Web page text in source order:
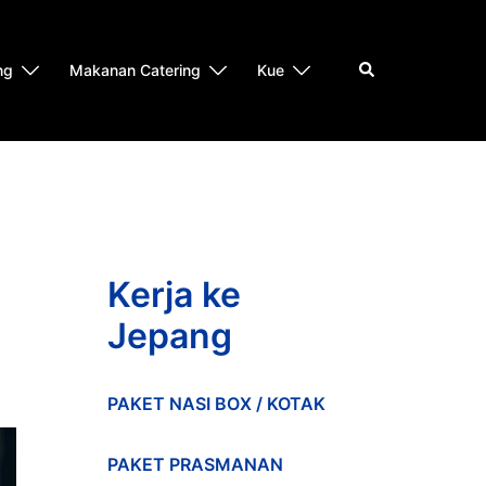
Makanan Catering Kue Search
Kerja ke
Jepang
PAKET NASI BOX / KOTAK
PAKET PRASMANAN